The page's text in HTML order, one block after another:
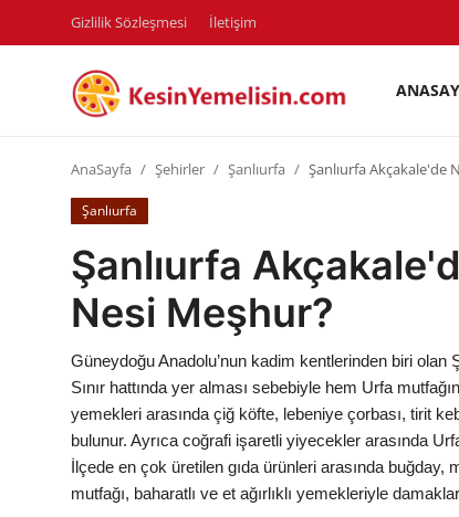
Gizlilik Sözleşmesi İletişim
Diyet & Sağlıklı Beslenme
Şehirler
Helal Gıda & Dini Hükümler
Gıda Güvenliği & Bilimi
AnaSayfa Şehirler Şanlıurfa Şanlıurfa Akçakale'de
Şanlıurfa
Şanlıurfa
Nesi Meşhur?
Güneydoğu Anadolu’nun kadim kentlerinden biri olan
Sınır hattında yer alması sebebiyle hem Urfa
yemekleri arasında çiğ köfte, lebeniye çorbası, tirit
bulunur. Ayrıca coğrafi işaretli yiyecekler arasında
İlçede en çok üretilen gıda ürünleri arasında
mutfağı, baharatlı ve et ağırlıklı yemekleriyle